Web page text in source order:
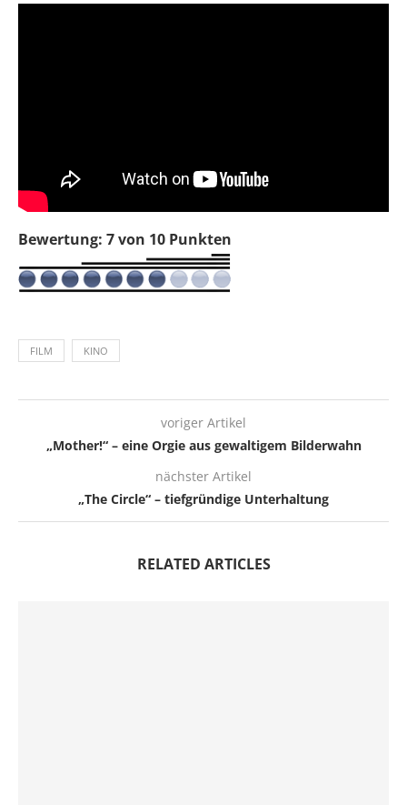
Bewertung: 7 von 10 Punkten
FILM KINO
voriger Artikel
„Mother!“ – eine Orgie aus gewaltigem Bilderwahn
nächster Artikel
„The Circle“ – tiefgründige Unterhaltung
RELATED ARTICLES